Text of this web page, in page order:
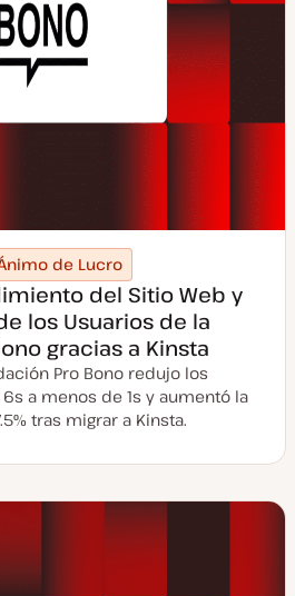
de Lucro
del Sitio Web y
los Usuarios de la
gracias a Kinsta
Pro Bono redujo los
a menos de 1s y aumentó la
tras migrar a Kinsta.